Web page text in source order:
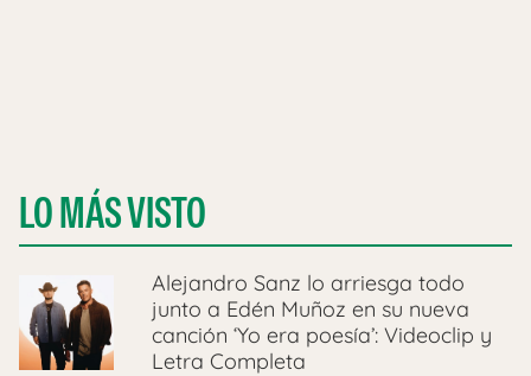
LO MÁS VISTO
Alejandro Sanz lo arriesga todo
junto a Edén Muñoz en su nueva
canción ‘Yo era poesía’: Videoclip y
Letra Completa